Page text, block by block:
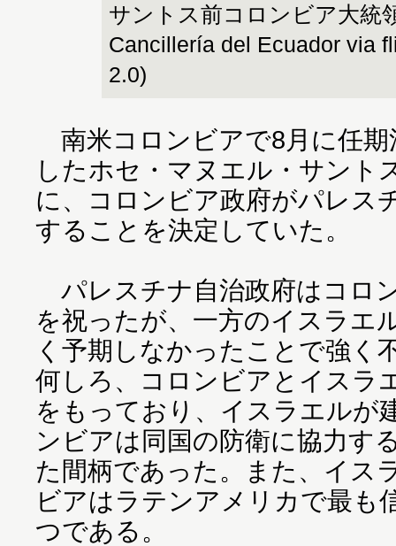
サントス前コロンビア大
Cancillería del Ecuador via
2.0)
南米コロンビアで8月に任期
したホセ・マヌエル・サント
に、コロンビア政府がパレス
することを決定していた。
パレスチナ自治政府はコロ
を祝ったが、一方のイスラエ
く予期しなかったことで強く
何しろ、コロンビアとイスラ
をもっており、イスラエルが
ンビアは同国の防衛に協力す
た間柄であった。また、イス
ビアはラテンアメリカで最も
つである。